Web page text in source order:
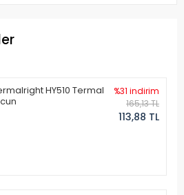
HY510 Termal
%31 indirim
165,13 TL
113,88 TL